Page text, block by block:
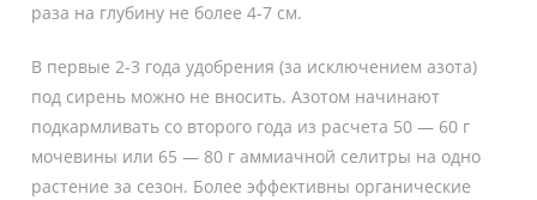
раза на глубину не более 4-7 см.
В первые 2-3 года удобрения (за исключением азота)
под сирень можно не вносить. Азотом начинают
подкармливать со второго года из расчета 50 — 60 г
мочевины или 65 — 80 г аммиачной селитры на одно
растение за сезон. Более эффективны органические